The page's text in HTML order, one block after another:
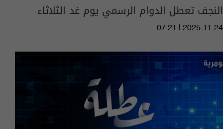
النجف تعطل الدوام الرسمي يوم غد الثلاثاء
07:21 | 2025-11-24